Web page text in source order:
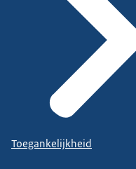
Toegankelijkheid